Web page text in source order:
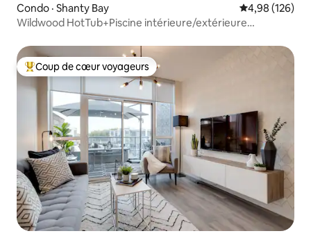
Condo · Shanty Bay Note
4,98 (126)
Wildwood HotTub+Piscine intérieure/extérieure
Coup de cœur voyageurs parmi les plus aimés
Coup de cœur voyageurs